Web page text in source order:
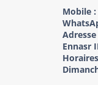
Mobile :
Adresse
Ennasr